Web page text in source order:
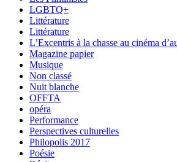
LGBTQ+
Littérature
Littérature
L’Excentris à la chasse au cinéma
Magazine papier
Musique
Non classé
Nuit blanche
OFFTA
opéra
Performance
Perspectives culturelles
Philopolis 2017
Poésie